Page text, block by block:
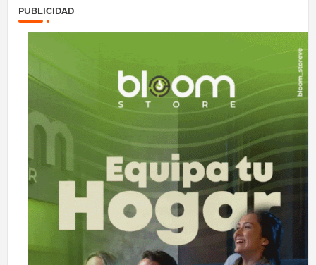
PUBLICIDAD